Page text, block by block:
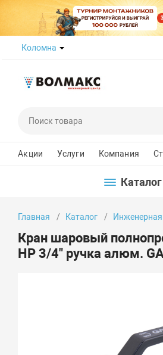
Коломна
Акции Услуги Компания
Каталог
Главная Каталог Инженерная
Кран шаровый
НР 3/4" ручка алюм.